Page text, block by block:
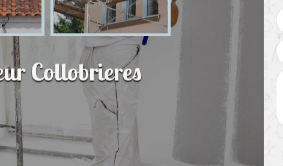
Collobrieres